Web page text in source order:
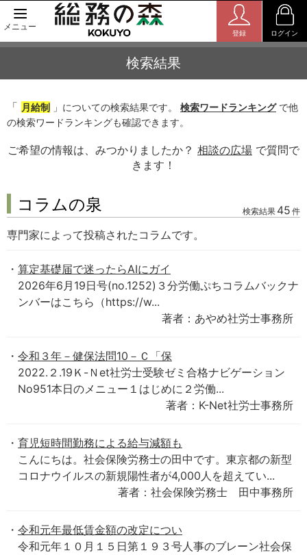
メニュー
登録 ログイン
検索結果
「 月給制 」についての検索結果です。 検索ワードランキングで他
の検索ワードランキングも確認できます。
ご希望の情報は、みつかりましたか？ 相談の広場 で質問で
きます！
コラムの泉 検索結果 45 件
専門家によって投稿されたコラムです。
算定基礎届で迷ったらAIにガイ
2026年6月19日号(no.1252)３分労働ぷちコラムバックナ
ンバーはこちら（https://w...
著者：あやめ社労士事務所
令和３年－健保法問10－Ｃ「保
2022.２.19Ｋ-Ｎet社労士受験ゼミ合格ナビゲーション
No951本日のメニュー１はじめに２労働...
著者：K-Net社労士事務所
育児短時間勤務による給与減額も
こんにちは。社会保険労務士の田中です。東京都の新型
コロナウイルスの新規陽性者が4,000人を超えてい...
著者：社会保険労務士 田中事務所
令和元年最低賃金額の改定につい
令和元年１０月１５日第１９３号人事のブレーン社会保